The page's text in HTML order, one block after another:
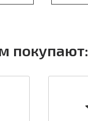
покупают: